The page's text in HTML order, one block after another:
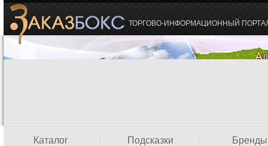
ТОРГОВО-ИНФОРМАЦИОННЫЙ
Каталог Подсказки Бренды